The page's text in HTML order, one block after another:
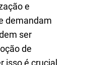
e
demandam
ser
de
isso é crucial